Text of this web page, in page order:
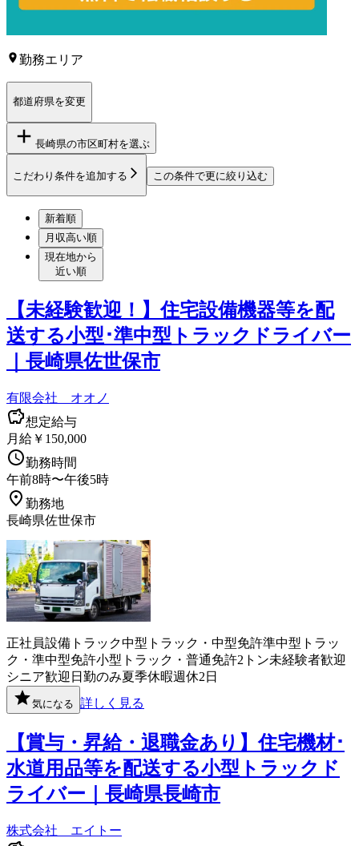
勤務エリア
都道府県を変更
長崎県の市区町村を選ぶ
こだわり条件を追加する この条件で更に絞り込む
新着順
月収高い順
現在地から
近い順
【未経験歓迎！】住宅設備機器等を配
送する小型･準中型トラックドライバー
｜長崎県佐世保市
有限会社 オオノ
想定給与
月給￥150,000
勤務時間
午前8時〜午後5時
勤務地
長崎県佐世保市
正社員設備 トラック中型トラック・中型免許準中型トラッ
ク・準中型免許小型トラック・普通免許2トン未経験者歓迎
シニア歓迎 日勤のみ夏季休暇週休2日
気になる 詳しく見る
【賞与・昇給・退職金あり】住宅機材･
水道用品等を配送する小型トラックド
ライバー｜長崎県長崎市
株式会社 エイトー